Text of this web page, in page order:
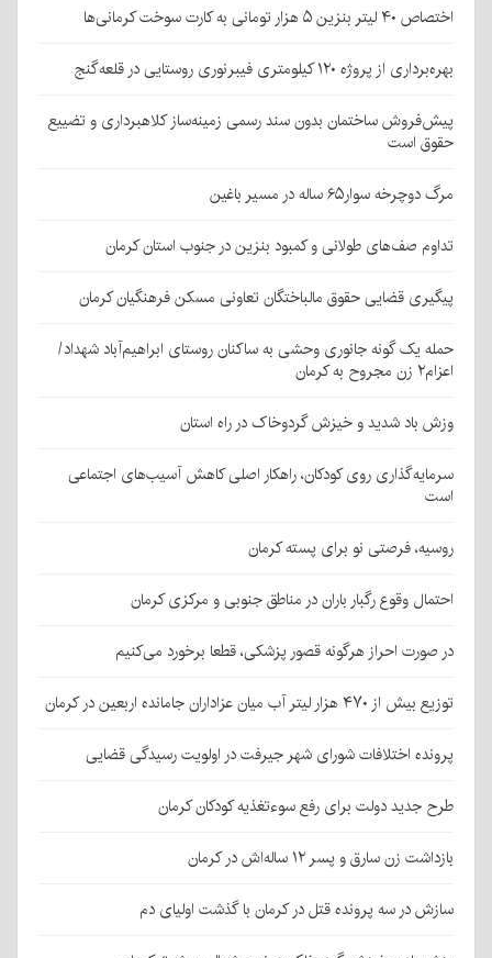
۱۲۰ کیلومتری فیبرنوری روستایی در قلعه‌گنج
ساختمان بدون سند رسمی زمینه‌ساز کلاهبرداری و تضییع
است
سوار۶۵ ساله در مسیر باغین
صف‌های طولانی و کمبود بنزین در جنوب استان کرمان
قضایی حقوق مالباختگان تعاونی مسکن فرهنگیان کرمان
یک گونه جانوری وحشی به ساکنان روستای ابراهیم‌آباد شهداد/
شدید و خیزش گردوخاک در راه استان
روی کودکان، راهکار اصلی کاهش آسیب‌های اجتماعی
فرصتی نو برای پسته کرمان
وقوع رگبار باران در مناطق جنوبی و مرکزی کرمان
احراز هرگونه قصور پزشکی، قطعا برخورد می‌کنیم
آب میان عزاداران جامانده اربعین در کرمان
اختلافات شورای شهر جیرفت در اولویت رسیدگی قضایی
دولت برای رفع سوءتغذیه کودکان کرمان
زن سارق و پسر ۱۲ ساله‌اش در کرمان
در سه پرونده قتل در کرمان با گذشت اولیای دم